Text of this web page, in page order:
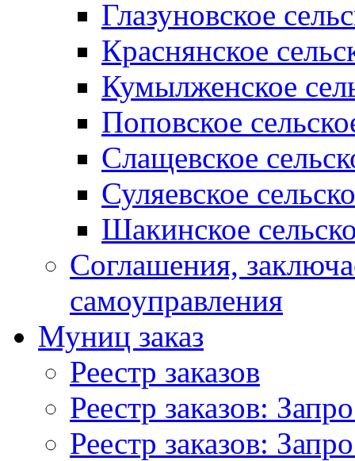
Глазуновское
Краснянское
Кумылженское
Поповское
Слащевское
Суляевское
Шакинское
Соглашения,
самоуправления
Муниц заказ
Реестр заказов
Реестр заказов:
Реестр заказов: